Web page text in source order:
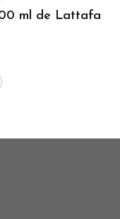
ml de Lattafa